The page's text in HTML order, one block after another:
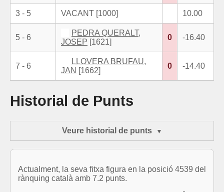
3 - 5 VACANT [1000] 10.00
5 - 6
PEDRA QUERALT,
JOSEP [1621]
0 -16.40
7 - 6
LLOVERA BRUFAU,
JAN [1662]
0 -14.40
Historial de Punts
Veure historial de punts
Actualment, la seva fitxa figura en la posició 4539 del
rànquing català amb 7.2 punts.